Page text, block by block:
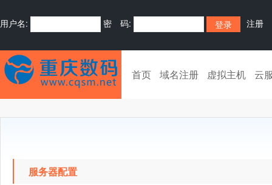
用户名: 密 码: 注册
首页 域名注册 虚拟主机 云
服务器配置